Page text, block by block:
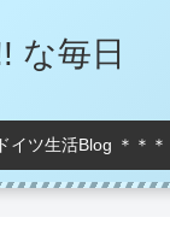
な毎日
イツ生活Blog ＊＊＊